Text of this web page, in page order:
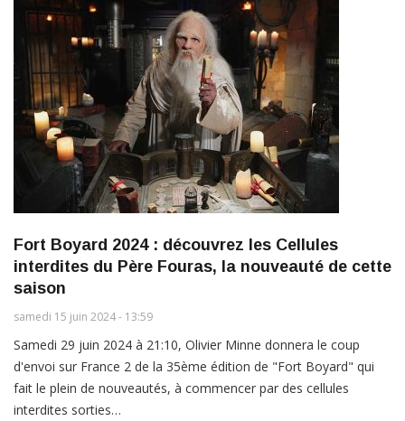
Fort Boyard 2024 : découvrez les Cellules
interdites du Père Fouras, la nouveauté de cette
saison
samedi 15 juin 2024 - 13:59
Samedi 29 juin 2024 à 21:10, Olivier Minne donnera le coup
d'envoi sur France 2 de la 35ème édition de "Fort Boyard" qui
fait le plein de nouveautés, à commencer par des cellules
interdites sorties…